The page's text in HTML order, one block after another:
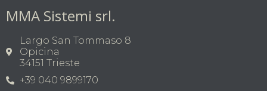
MMA Sistemi srl.
Largo San Tommaso 8
Opicina
34151 Trieste
+39 040 9899170